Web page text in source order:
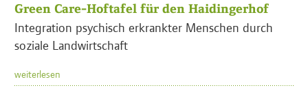
Green Care-Hoftafel für den Haidingerhof
Integration psychisch erkrankter Menschen durch
soziale Landwirtschaft
weiterlesen